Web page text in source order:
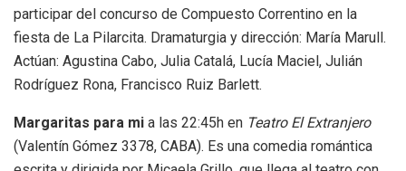
participar del concurso de Compuesto Correntino en la
fiesta de La Pilarcita. Dramaturgia y dirección: María Marull.
Actúan: Agustina Cabo, Julia Catalá, Lucía Maciel, Julián
Rodríguez Rona, Francisco Ruiz Barlett.
Margaritas para mi a las 22:45h en Teatro El Extranjero
(Valentín Gómez 3378, CABA). Es una comedia romántica